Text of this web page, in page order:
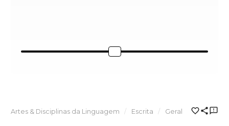
Artes & Disciplinas da Linguagem Escrita Geral